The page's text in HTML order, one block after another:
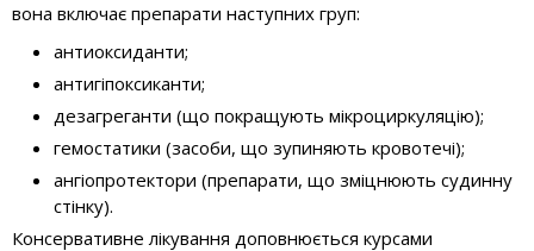
вона включає препарати наступних груп:
антиоксиданти;
антигіпоксиканти;
дезагреганти (що покращують мікроциркуляцію);
гемостатики (засоби, що зупиняють кровотечі);
ангіопротектори (препарати, що зміцнюють судинну
стінку).
Консервативне лікування доповнюється курсами